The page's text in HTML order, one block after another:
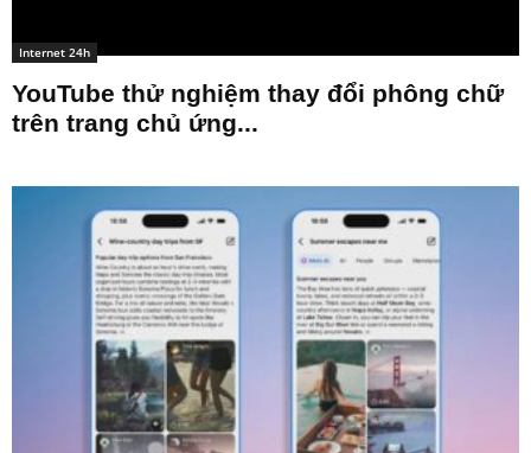
Internet 24h
YouTube thử nghiệm thay đổi phông chữ
trên trang chủ ứng...